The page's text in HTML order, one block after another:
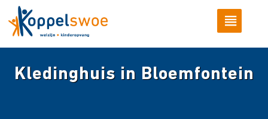
Kledinghuis in Bloemfontein